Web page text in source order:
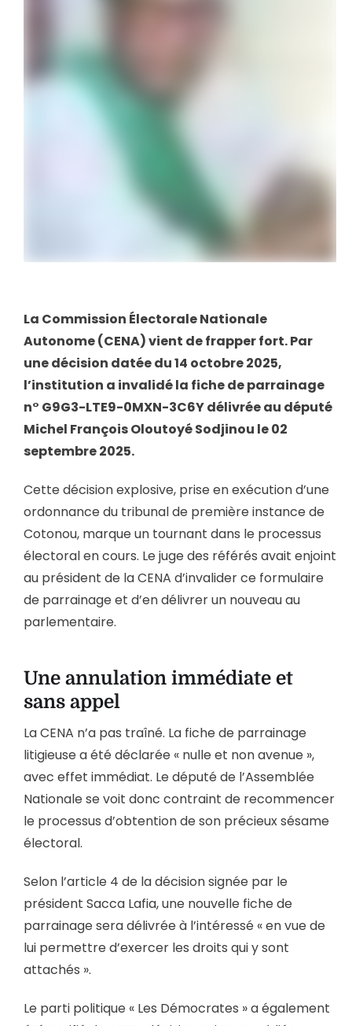
La Commission Électorale Nationale
Autonome (CENA) vient de frapper fort. Par
une décision datée du 14 octobre 2025,
l’institution a invalidé la fiche de parrainage
n° G9G3-LTE9-0MXN-3C6Y délivrée au député
Michel François Oloutoyé Sodjinou le 02
septembre 2025.
Cette décision explosive, prise en exécution d’une
ordonnance du tribunal de première instance de
Cotonou, marque un tournant dans le processus
électoral en cours. Le juge des référés avait enjoint
au président de la CENA d’invalider ce formulaire
de parrainage et d’en délivrer un nouveau au
parlementaire.
Une annulation immédiate et
sans appel
La CENA n’a pas traîné. La fiche de parrainage
litigieuse a été déclarée « nulle et non avenue »,
avec effet immédiat. Le député de l’Assemblée
Nationale se voit donc contraint de recommencer
le processus d’obtention de son précieux sésame
électoral.
Selon l’article 4 de la décision signée par le
président Sacca Lafia, une nouvelle fiche de
parrainage sera délivrée à l’intéressé « en vue de
lui permettre d’exercer les droits qui y sont
attachés ».
Le parti politique « Les Démocrates » a également